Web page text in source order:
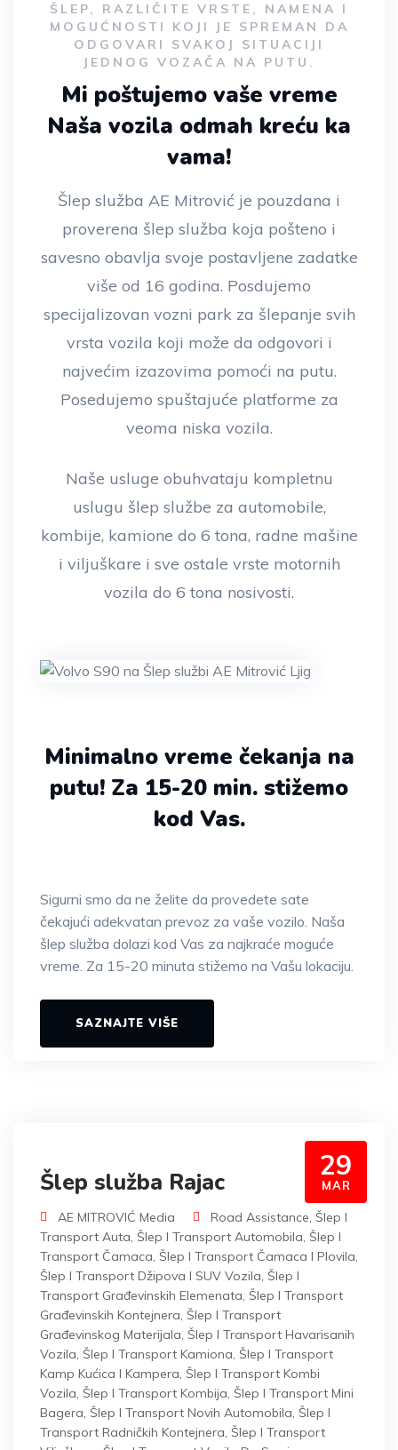
ŠLEP, RAZLIČITE VRSTE, NAMENA I
MOGUĆNOSTI KOJI JE SPREMAN DA
ODGOVARI SVAKOJ SITUACIJI
JEDNOG VOZAČA NA PUTU.
Mi poštujemo vaše vreme
Naša vozila odmah kreću ka
vama!
Šlep služba AE Mitrović je pouzdana i
proverena šlep služba koja pošteno i
savesno obavlja svoje postavljene zadatke
više od 16 godina. Posdujemo
specijalizovan vozni park za šlepanje svih
vrsta vozila koji može da odgovori i
najvećim izazovima pomoći na putu.
Posedujemo spuštajuće platforme za
veoma niska vozila.
Naše usluge obuhvataju kompletnu
uslugu šlep službe za automobile,
kombije, kamione do 6 tona, radne mašine
i viljuškare i sve ostale vrste motornih
vozila do 6 tona nosivosti.
Minimalno vreme čekanja na
putu! Za 15-20 min. stižemo
kod Vas.
Sigurni smo da ne želite da provedete sate
čekajući adekvatan prevoz za vaše vozilo. Naša
šlep služba dolazi kod Vas za najkraće moguće
vreme. Za 15-20 minuta stižemo na Vašu lokaciju.
SAZNAJTE VIŠE
29
MAR
Šlep služba Rajac
AE MITROVIĆ Media Road Assistance, Šlep I
Transport Auta, Šlep I Transport Automobila, Šlep I
Transport Čamaca, Šlep I Transport Čamaca I Plovila,
Šlep I Transport Džipova I SUV Vozila, Šlep I
Transport Građevinskih Elemenata, Šlep I Transport
Građevinskih Kontejnera, Šlep I Transport
Građevinskog Materijala, Šlep I Transport Havarisanih
Vozila, Šlep I Transport Kamiona, Šlep I Transport
Kamp Kućica I Kampera, Šlep I Transport Kombi
Vozila, Šlep I Transport Kombija, Šlep I Transport Mini
Bagera, Šlep I Transport Novih Automobila, Šlep I
Transport Radničkih Kontejnera, Šlep I Transport